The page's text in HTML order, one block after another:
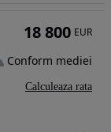
18 800 EUR
Conform mediei
Calculeaza rata